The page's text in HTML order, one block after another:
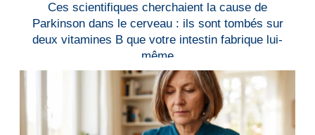
Ces scientifiques cherchaient la cause de
Parkinson dans le cerveau : ils sont tombés sur
deux vitamines B que votre intestin fabrique lui-
même